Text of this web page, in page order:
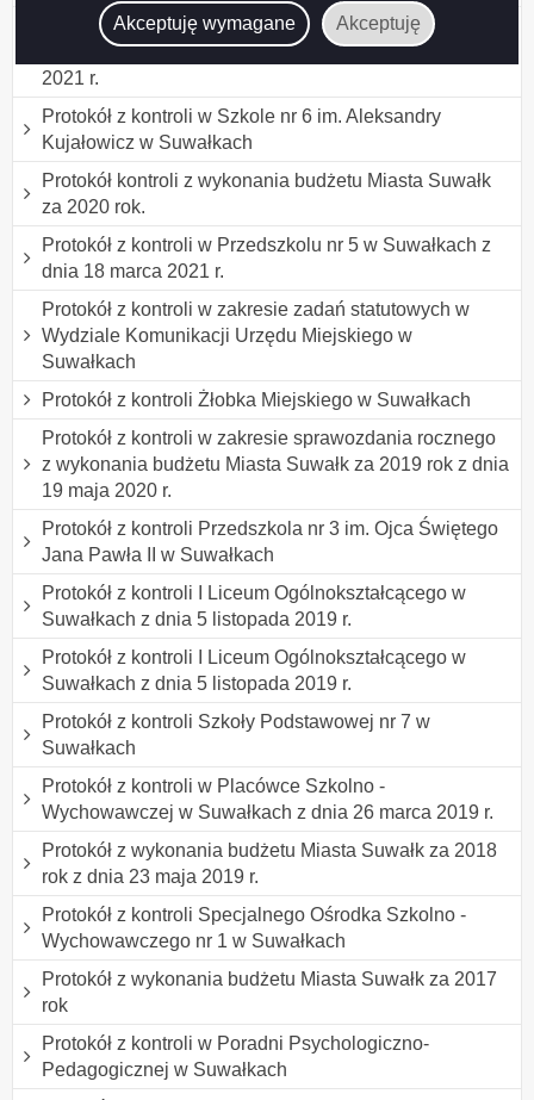
Akceptuję wymagane Akceptuję
Protokół z kontroli Powiatowego Zespołu ds. Orzekania
o Niepełnosprawności w Suwałkach z dnia 4 listopada
2021 r.
Protokół z kontroli w Szkole nr 6 im. Aleksandry
Kujałowicz w Suwałkach
Protokół kontroli z wykonania budżetu Miasta Suwałk
za 2020 rok.
Protokół z kontroli w Przedszkolu nr 5 w Suwałkach z
dnia 18 marca 2021 r.
Protokół z kontroli w zakresie zadań statutowych w
Wydziale Komunikacji Urzędu Miejskiego w
Suwałkach
Protokół z kontroli Żłobka Miejskiego w Suwałkach
Protokół z kontroli w zakresie sprawozdania rocznego
z wykonania budżetu Miasta Suwałk za 2019 rok z dnia
19 maja 2020 r.
Protokół z kontroli Przedszkola nr 3 im. Ojca Świętego
Jana Pawła II w Suwałkach
Protokół z kontroli I Liceum Ogólnokształcącego w
Suwałkach z dnia 5 listopada 2019 r.
Protokół z kontroli I Liceum Ogólnokształcącego w
Suwałkach z dnia 5 listopada 2019 r.
Protokół z kontroli Szkoły Podstawowej nr 7 w
Suwałkach
Protokół z kontroli w Placówce Szkolno -
Wychowawczej w Suwałkach z dnia 26 marca 2019 r.
Protokół z wykonania budżetu Miasta Suwałk za 2018
rok z dnia 23 maja 2019 r.
Protokół z kontroli Specjalnego Ośrodka Szkolno -
Wychowawczego nr 1 w Suwałkach
Protokół z wykonania budżetu Miasta Suwałk za 2017
rok
Protokół z kontroli w Poradni Psychologiczno-
Pedagogicznej w Suwałkach